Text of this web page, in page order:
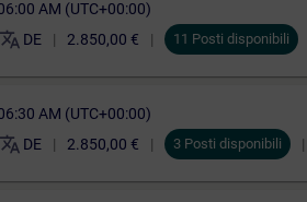
AM (UTC+00:00)
translate DE 2.850,00 € 11 Posti disponibili
AM (UTC+00:00)
translate DE 2.850,00 € 3 Posti disponibili